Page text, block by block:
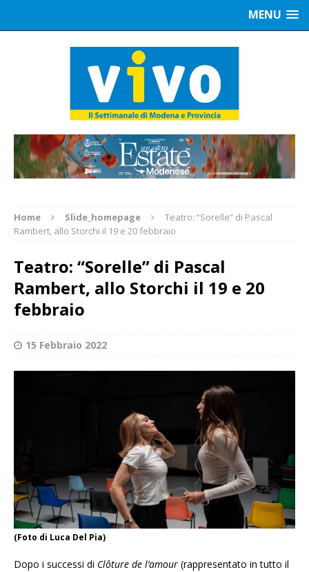
MENU
Home Slide_homepage
Teatro: “Sorelle” di Pascal
Rambert, allo Storchi il 19 e 20 febbraio
Teatro: “Sorelle” di Pascal
Rambert, allo Storchi il 19 e 20
febbraio
15 Febbraio 2022
(Foto di Luca Del Pia)
Dopo i successi di Clôture de l’amour (rappresentato in tutto il